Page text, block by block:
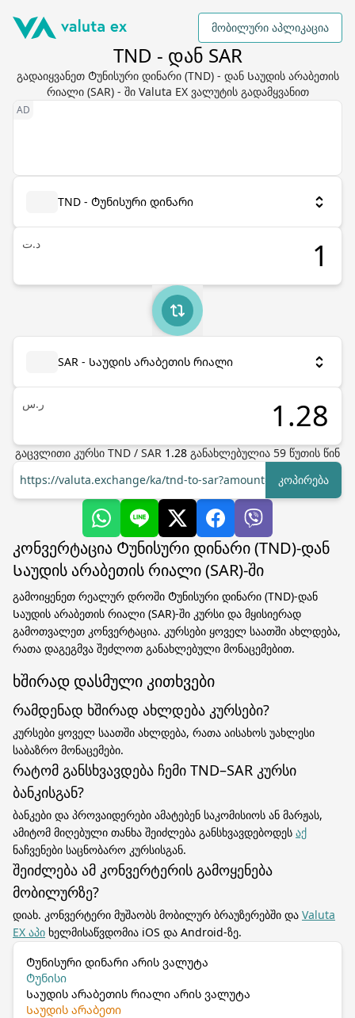
მობილური აპლიკაცია
TND - დან SAR
გადაიყვანეთ Ტუნისური დინარი (TND) - დან Საუდის არაბეთის
რიალი (SAR) - ში Valuta EX ვალუტის გადამყვანით
TND - Ტუნისური დინარი
د.ت
SAR - Საუდის არაბეთის რიალი
ر.س
გაცვლითი კურსი TND / SAR 1.28 განახლებულია 59 წუთის წინ
https://valuta.exchange/ka/tnd-to-sar?amount=1 კოპირება
კონვერტაცია Ტუნისური დინარი (TND)-დან
Საუდის არაბეთის რიალი (SAR)-ში
გამოიყენეთ რეალურ დროში Ტუნისური დინარი (TND)-დან
Საუდის არაბეთის რიალი (SAR)-ში კურსი და მყისიერად
გამოთვალეთ კონვერტაცია. კურსები ყოველ საათში ახლდება,
რათა დაგეგმვა შეძლოთ განახლებული მონაცემებით.
ხშირად დასმული კითხვები
რამდენად ხშირად ახლდება კურსები?
კურსები ყოველ საათში ახლდება, რათა აისახოს უახლესი
საბაზრო მონაცემები.
რატომ განსხვავდება ჩემი TND–SAR კურსი
ბანკისგან?
ბანკები და პროვაიდერები ამატებენ საკომისიოს ან მარჟას,
ამიტომ მიღებული თანხა შეიძლება განსხვავდებოდეს აქ
ნაჩვენები საცნობარო კურსისგან.
შეიძლება ამ კონვერტერის გამოყენება
მობილურზე?
დიახ. კონვერტერი მუშაობს მობილურ ბრაუზერებში და Valuta
EX აპი ხელმისაწვდომია iOS და Android-ზე.
Ტუნისური დინარი არის ვალუტა
Ტუნისი
Საუდის არაბეთის რიალი არის ვალუტა
Საუდის არაბეთი